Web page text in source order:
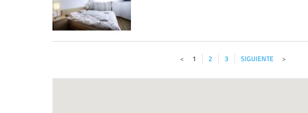
1 2 3 SIGUIENTE